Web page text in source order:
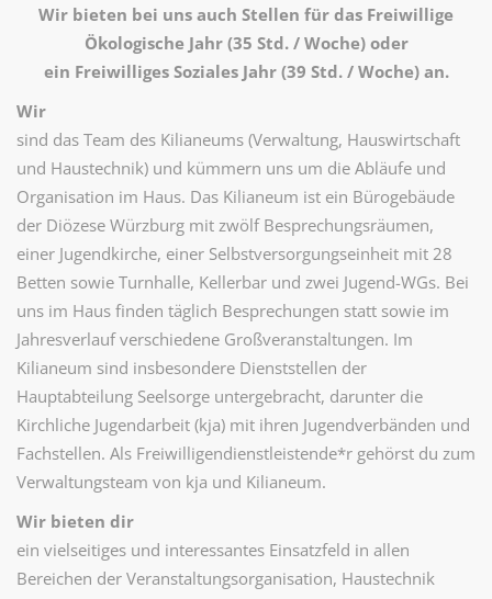
Wir bieten bei uns auch Stellen für das Freiwillige
Ökologische Jahr (35 Std. / Woche) oder
ein Freiwilliges Soziales Jahr (39 Std. / Woche) an.
Wir
sind das Team des Kilianeums (Verwaltung, Hauswirtschaft
und Haustechnik) und kümmern uns um die Abläufe und
Organisation im Haus. Das Kilianeum ist ein Bürogebäude
der Diözese Würzburg mit zwölf Besprechungsräumen,
einer Jugendkirche, einer Selbstversorgungseinheit mit 28
Betten sowie Turnhalle, Kellerbar und zwei Jugend-WGs. Bei
uns im Haus finden täglich Besprechungen statt sowie im
Jahresverlauf verschiedene Großveranstaltungen. Im
Kilianeum sind insbesondere Dienststellen der
Hauptabteilung Seelsorge untergebracht, darunter die
Kirchliche Jugendarbeit (kja) mit ihren Jugendverbänden und
Fachstellen. Als Freiwilligendienstleistende*r gehörst du zum
Verwaltungsteam von kja und Kilianeum.
Wir bieten dir
ein vielseitiges und interessantes Einsatzfeld in allen
Bereichen der Veranstaltungsorganisation, Haustechnik